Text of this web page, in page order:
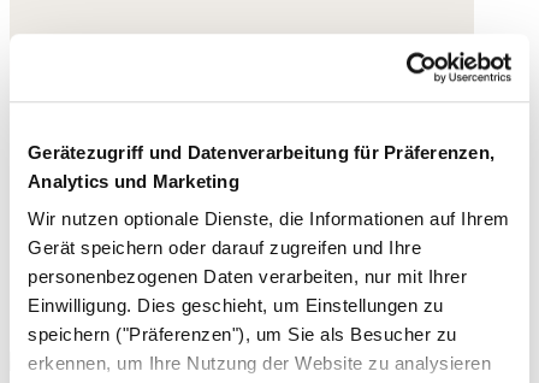
Gerätezugriff und Datenverarbeitung für Präferenzen,
Analytics und Marketing
Wir nutzen optionale Dienste, die Informationen auf Ihrem
Gerät speichern oder darauf zugreifen und Ihre
personenbezogenen Daten verarbeiten, nur mit Ihrer
Einwilligung. Dies geschieht, um Einstellungen zu
speichern ("Präferenzen"), um Sie als Besucher zu
erkennen, um Ihre Nutzung der Website zu analysieren